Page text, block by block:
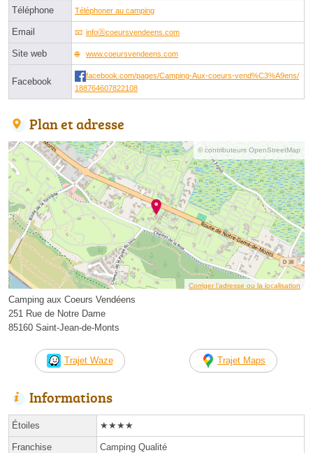
Téléphone Téléphoner au camping
Email infoⓐcoeursvendeens.com
Site web www.coeursvendeens.com
Facebook
facebook.com/pages/Camping-Aux-coeurs-vend%C3%A9ens/
188764607822108
Plan et adresse
© contributeurs OpenStreetMap
Corriger l’adresse ou la localisation
Camping aux Coeurs Vendéens
251 Rue de Notre Dame
85160 Saint-Jean-de-Monts
Trajet Waze Trajet Maps
Informations
Étoiles ★★★★
Franchise Camping Qualité